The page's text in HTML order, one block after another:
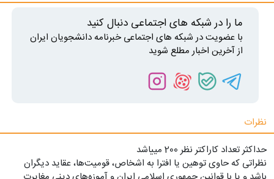
ما را در شبکه های اجتماعی دنبال کنید
با عضویت در شبکه های اجتماعی خبرنامه دانشجویان ایران
از آخرین اخبار مطلع شوید
نظرات
حداکثر تعداد کاراکتر نظر 200 ميياشد
نظراتی که حاوی توهین یا افترا به اشخاص، قومیت‌ها، عقاید دیگران